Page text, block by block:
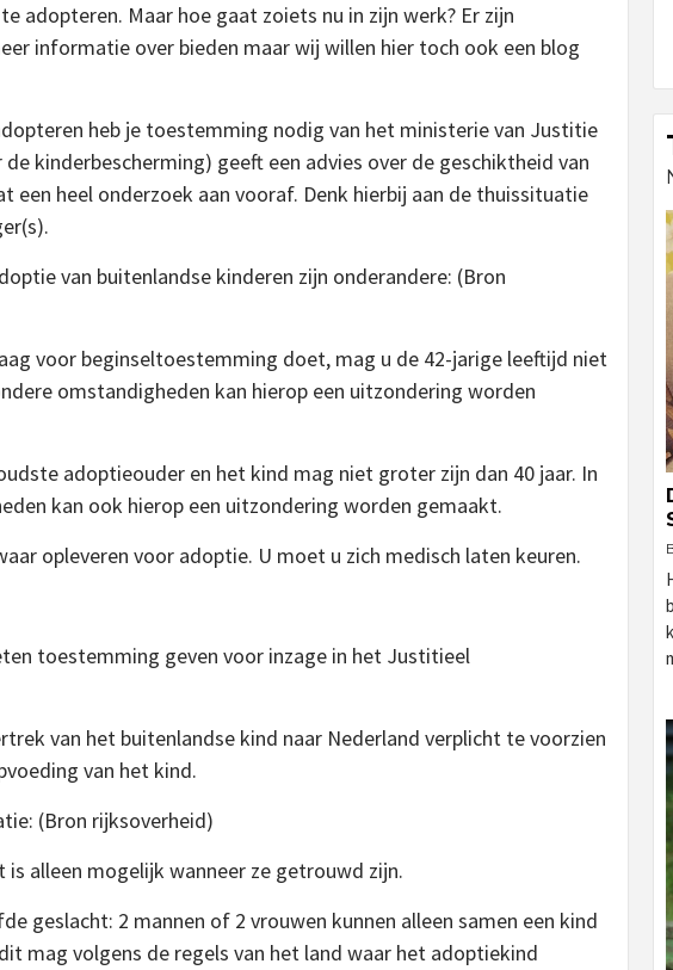
adopteren. Maar hoe gaat zoiets nu in zijn werk? Er zijn
informatie over bieden maar wij willen hier toch ook een blog
heb je toestemming nodig van het ministerie van Justitie
de kinderbescherming) geeft een advies over de geschiktheid van
een heel onderzoek aan vooraf. Denk hierbij aan de thuissituatie
van buitenlandse kinderen zijn onderandere: (Bron
voor beginseltoestemming doet, mag u de 42-jarige leeftijd niet
omstandigheden kan hierop een uitzondering worden
adoptieouder en het kind mag niet groter zijn dan 40 jaar. In
kan ook hierop een uitzondering worden gemaakt.
opleveren voor adoptie. U moet u zich medisch laten keuren.
toestemming geven voor inzage in het Justitieel
van het buitenlandse kind naar Nederland verplicht te voorzien
van het kind.
(Bron rijksoverheid)
alleen mogelijk wanneer ze getrouwd zijn.
geslacht: 2 mannen of 2 vrouwen kunnen alleen samen een kind
mag volgens de regels van het land waar het adoptiekind